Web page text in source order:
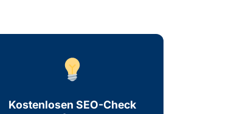
Kostenlosen SEO-Check